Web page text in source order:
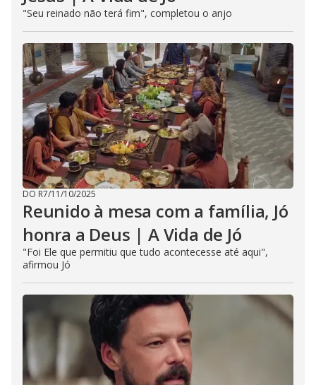
"Seu reinado não terá fim", completou o anjo
DO R7/11/10/2025
Reunido à mesa com a família, Jó
honra a Deus | A Vida de Jó
"Foi Ele que permitiu que tudo acontecesse até aqui",
afirmou Jó